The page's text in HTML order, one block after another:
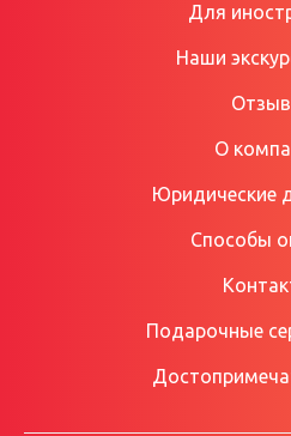
Для
Наши
О
Юридические
Способы
Подарочные